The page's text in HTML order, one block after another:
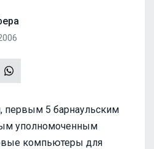
первым 5 барнаульским
уполномоченным
компьютеры для